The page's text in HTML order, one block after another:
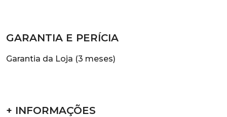
GARANTIA E PERÍCIA
Garantia da Loja (3 meses)
+ INFORMAÇÕES